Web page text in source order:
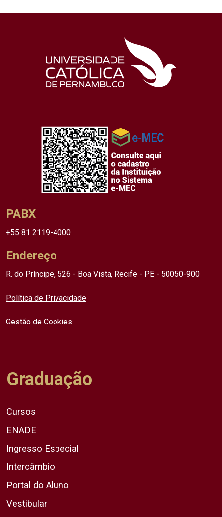
PABX
+55 81 2119-4000
Endereço
R. do Príncipe, 526 - Boa Vista, Recife - PE - 50050-900
Política de Privacidade
Gestão de Cookies
Graduação
Cursos
ENADE
Ingresso Especial
Intercâmbio
Portal do Aluno
Vestibular